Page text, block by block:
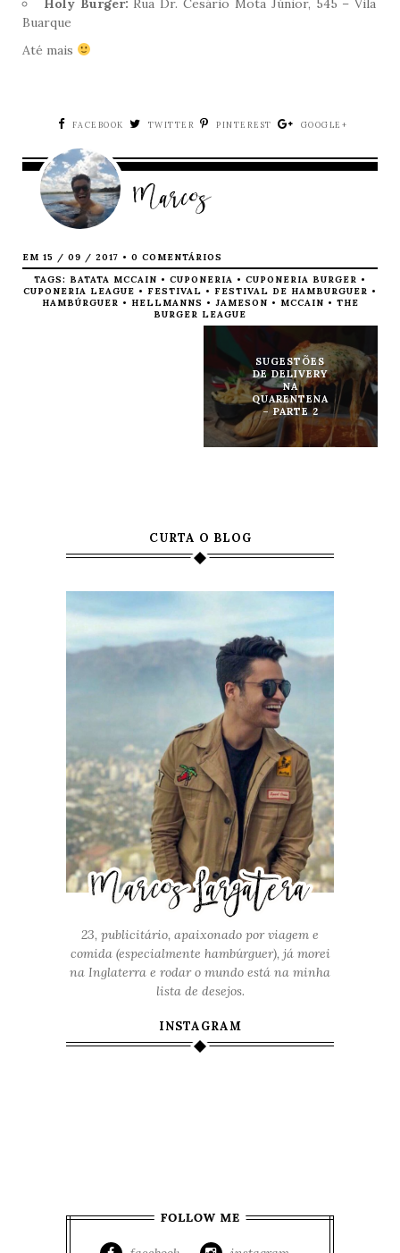
Buarque
Até mais
FACEBOOK TWITTER PINTEREST GOOGLE+
Marcos
EM 15 / 09 / 2017 • 0 COMENTÁRIOS
TAGS: BATATA MCCAIN • CUPONERIA • CUPONERIA BURGER •
CUPONERIA LEAGUE • FESTIVAL • FESTIVAL DE HAMBURGUER •
HAMBÚRGUER • HELLMANNS • JAMESON • MCCAIN • THE
BURGER LEAGUE
SUGESTÕES
DE DELIVERY
NA
QUARENTENA
– PARTE 2
CURTA O BLOG
23, publicitário, apaixonado por viagem e
comida (especialmente hambúrguer), já morei
na Inglaterra e rodar o mundo está na minha
lista de desejos.
INSTAGRAM